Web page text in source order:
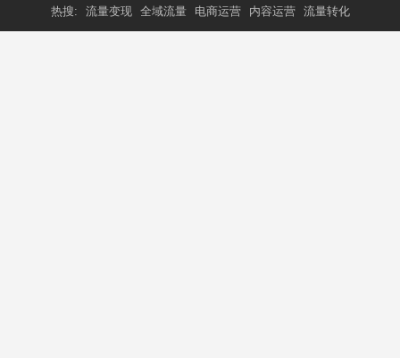
热搜: 流量变现 全域流量 电商运营 内容运营 流量转化